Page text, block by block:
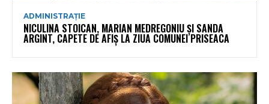
ADMINISTRAȚIE
NICULINA STOICAN, MARIAN MEDREGONIU ȘI SANDA
ARGINT, CAPETE DE AFIȘ LA ZIUA COMUNEI PRISEACA